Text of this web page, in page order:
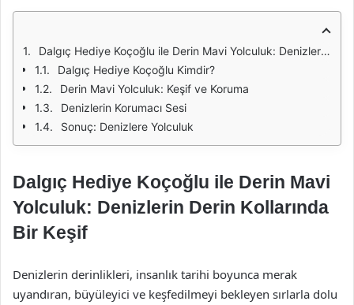
Dalgıç Hediye Koçoğlu ile Derin Mavi Yolculuk: Denizlerin Derin Kollarında Bir Keşif
Dalgıç Hediye Koçoğlu Kimdir?
Derin Mavi Yolculuk: Keşif ve Koruma
Denizlerin Korumacı Sesi
Sonuç: Denizlere Yolculuk
Dalgıç Hediye Koçoğlu ile Derin Mavi
Yolculuk: Denizlerin Derin Kollarında
Bir Keşif
Denizlerin derinlikleri, insanlık tarihi boyunca merak
uyandıran, büyüleyici ve keşfedilmeyi bekleyen sırlarla dolu